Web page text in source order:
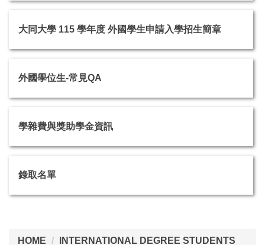
大同大學 115 學年度 外國學生申請入學招生簡章
外國學位生-常見QA
學雜費與獎助學金資訊
錄取名單
HOME
INTERNATIONAL DEGREE STUDENTS